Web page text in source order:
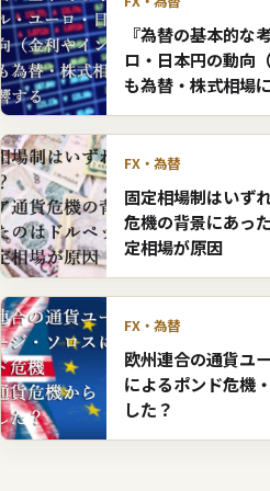
『為替の基本的な
ロ・日本円の動向
も為替・株式相場
FX・為替
固定相場制はいず
危機の背景にあっ
定相場が原因
FX・為替
欧州連合の通貨ユ
によるポンド危機
した？